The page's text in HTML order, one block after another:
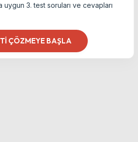
uygun 3. test soruları ve cevapları
ÇÖZMEYE BAŞLA